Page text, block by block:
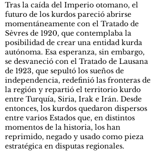
Tras la caída del Imperio otomano, el
futuro de los kurdos pareció abrirse
momentáneamente con el Tratado de
Sèvres de 1920, que contemplaba la
posibilidad de crear una entidad kurda
autónoma. Esa esperanza, sin embargo,
se desvaneció con el Tratado de Lausana
de 1923, que sepultó los sueños de
independencia, redefinió las fronteras de
la región y repartió el territorio kurdo
entre Turquía, Siria, Irak e Irán. Desde
entonces, los kurdos quedaron dispersos
entre varios Estados que, en distintos
momentos de la historia, los han
reprimido, negado y usado como pieza
estratégica en disputas regionales.